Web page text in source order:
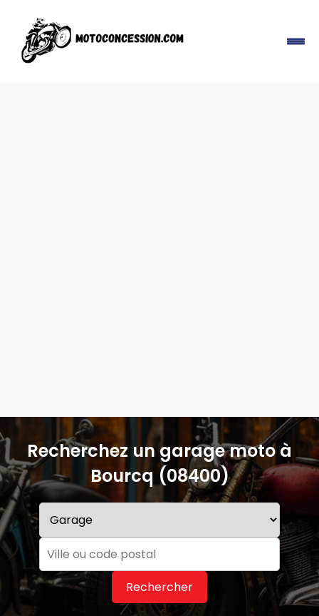
Recherchez un garage moto à
Bourcq (08400)
Rechercher